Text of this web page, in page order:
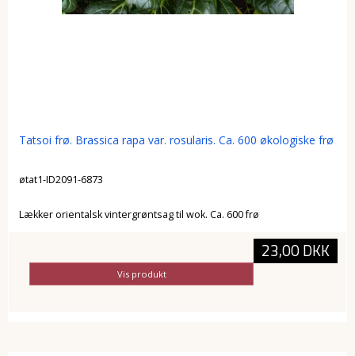
Tatsoi frø. Brassica rapa var. rosularis. Ca. 600 økologiske frø
øtat1-ID2091-6873
Lækker orientalsk vintergrøntsag til wok. Ca. 600 frø
23,00 DKK
Vis produkt